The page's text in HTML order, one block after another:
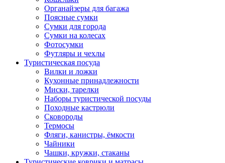
Органайзеры для багажа
Поясные сумки
Сумки для города
Сумки на колесах
Фотосумки
Футляры и чехлы
Туристическая посуда
Вилки и ложки
Кухонные принадлежности
Миски, тарелки
Наборы туристической посуды
Походные кастрюли
Сковороды
Термосы
Фляги, канистры, ёмкости
Чайники
Чашки, кружки, стаканы